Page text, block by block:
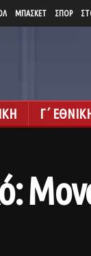
ΜΠΑΣΚΕΤ ΣΠΟΡ
Γ΄